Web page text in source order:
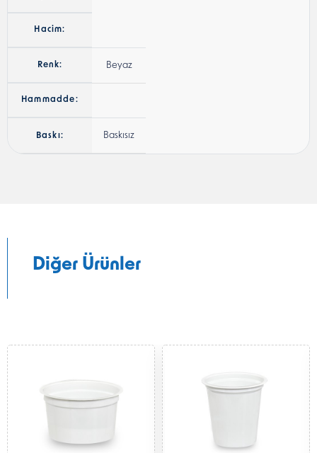
Hacim:
Renk: Beyaz
Hammadde:
Baskı: Baskısız
Diğer Ürünler